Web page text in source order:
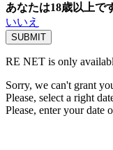
あなたは18歳以上で
いいえ
RE NET is only
Sorry, we can't grant
Please, select a right
Please, enter your date